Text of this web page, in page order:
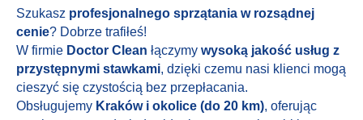
Szukasz profesjonalnego sprzątania w rozsądnej
cenie? Dobrze trafiłeś!
W firmie Doctor Clean łączymy wysoką jakość usług z
przystępnymi stawkami, dzięki czemu nasi klienci mogą
cieszyć się czystością bez przepłacania.
Obsługujemy Kraków i okolice (do 20 km), oferując